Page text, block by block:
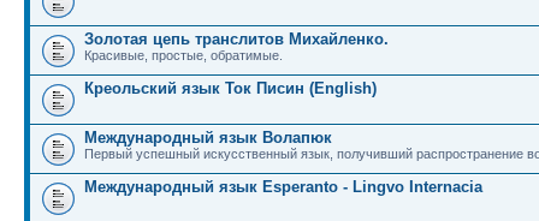
Золотая цепь транслитов Михайленко.
Красивые, простые, обратимые.
Креольский язык Ток Писин (English)
Международный язык Волапюк
Первый успешный искусственный язык, получивший распространение
Международный язык Esperanto - Lingvo Internacia